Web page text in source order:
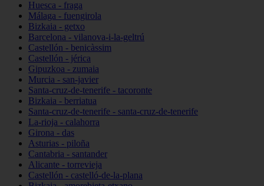
Huesca - fraga
Málaga - fuengirola
Bizkaia - getxo
Barcelona - vilanova-i-la-geltrú
Castellón - benicàssim
Castellón - jérica
Gipuzkoa - zumaia
Murcia - san-javier
Santa-cruz-de-tenerife - tacoronte
Bizkaia - berriatua
Santa-cruz-de-tenerife - santa-cruz-de-tenerife
La-rioja - calahorra
Girona - das
Asturias - piloña
Cantabria - santander
Alicante - torrevieja
Castellón - castelló-de-la-plana